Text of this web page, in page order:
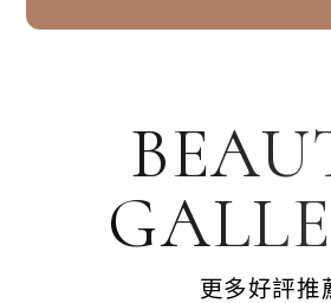
更多好評推